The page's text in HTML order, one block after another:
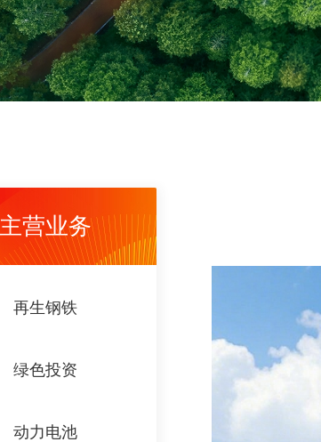
主营业务
再生钢铁
绿色投资
动力电池